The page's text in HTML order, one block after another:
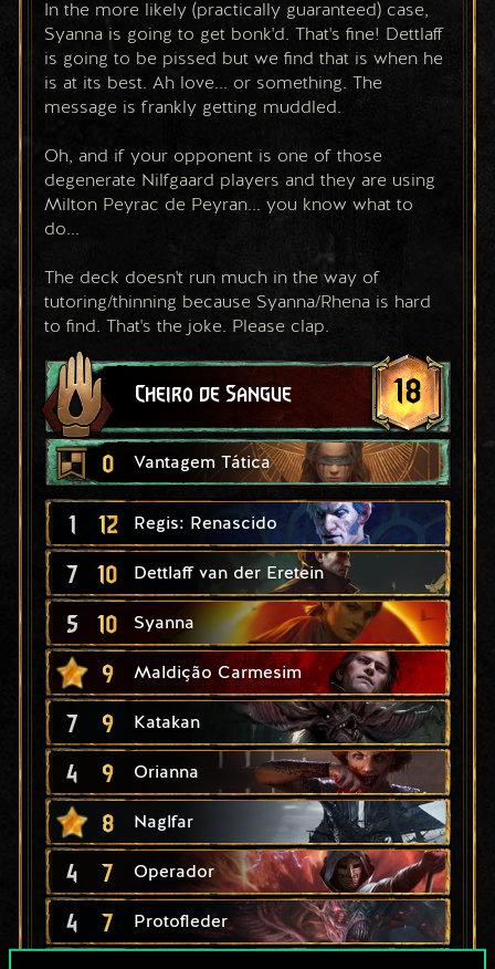
Cheiro de Sangue 18
0 Vantagem Tática
1 12 Regis: Renascido
7 10 Dettlaff van der Eretein
5 10 Syanna
9 Maldição Carmesim
7 9 Katakan
4 9 Orianna
8 Naglfar
4 7 Operador
4 7 Protofleder
In the more likely (practically guaranteed) case,
Syanna is going to get bonk'd. That's fine! Dettlaff
is going to be pissed but we find that is when he
is at its best. Ah love... or something. The
message is frankly getting muddled.
Oh, and if your opponent is one of those
degenerate Nilfgaard players and they are using
Milton Peyrac de Peyran... you know what to
do...
The deck doesn't run much in the way of
tutoring/thinning because Syanna/Rhena is hard
to find. That's the joke. Please clap.